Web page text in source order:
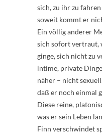
sich, zu ihr zu
soweit kommt er
Ein völlig anderer
sich sofort vertraut,
ginge, sich nicht zu
intime, private
näher – nicht
daß er noch einmal
Diese reine,
was er sein Leben
Finn verschwindet